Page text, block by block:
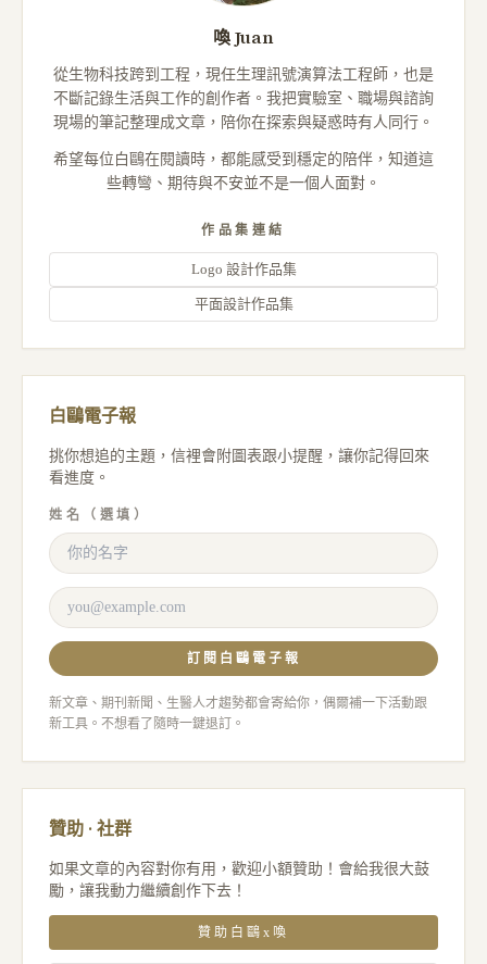
喚 Juan
從生物科技跨到工程，現任生理訊號演算法工程師，也是
不斷記錄生活與工作的創作者。我把實驗室、職場與諮詢
現場的筆記整理成文章，陪你在探索與疑惑時有人同行。
希望每位白鷗在閱讀時，都能感受到穩定的陪伴，知道這
些轉彎、期待與不安並不是一個人面對。
作品集連結
Logo 設計作品集
平面設計作品集
白鷗電子報
挑你想追的主題，信裡會附圖表跟小提醒，讓你記得回來
看進度。
姓名（選填）
訂閱白鷗電子報
新文章、期刊新聞、生醫人才趨勢都會寄給你，偶爾補一下活動跟
新工具。不想看了隨時一鍵退訂。
贊助 · 社群
如果文章的內容對你有用，歡迎小額贊助！會給我很大鼓
勵，讓我動力繼續創作下去！
贊助白鷗x喚